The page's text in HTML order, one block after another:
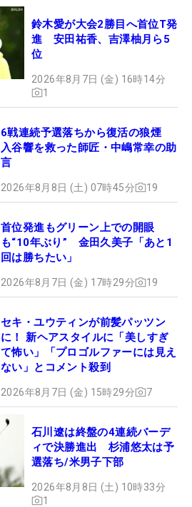
鈴木愛が大会2勝目へ首位T発
進 安田祐香、吉澤柚月ら5
位
2026年8月7日 (金) 16時14分
1
6戦連続予選落ちから復活の狼煙
入谷響を救った師匠・中嶋常幸の助
言
2026年8月8日 (土) 07時45分 19
首位発進もグリーン上での開眼
も“10年ぶり” 金田久美子「あと1
回は勝ちたい」
2026年8月7日 (金) 17時29分 19
セキ・ユウティンが前髪パッツン
に！ 新ヘアスタイルに「美しすぎ
て怖い」「プロゴルファーには見え
ない」とコメント殺到
2026年8月7日 (金) 15時29分 7
石川遼は終盤の4連続バーデ
ィで決勝進出 杉浦悠太は予
選落ち/米男子下部
2026年8月8日 (土) 10時33分
1